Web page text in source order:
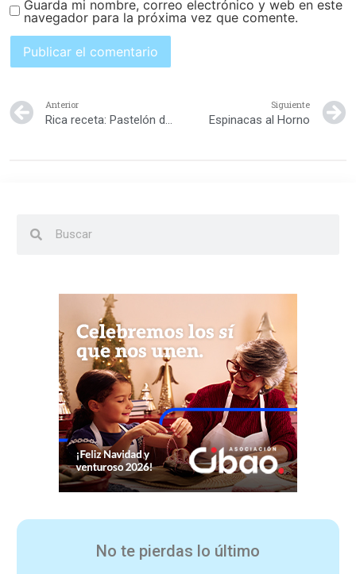
Guarda mi nombre, correo electrónico y web en este
navegador para la próxima vez que comente.
Anterior
Rica receta: Pastelón de arroz
Siguiente
Espinacas al Horno
No te pierdas lo último